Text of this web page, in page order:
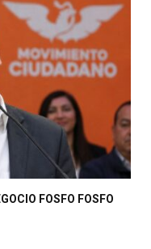
FOSFO FOSFO